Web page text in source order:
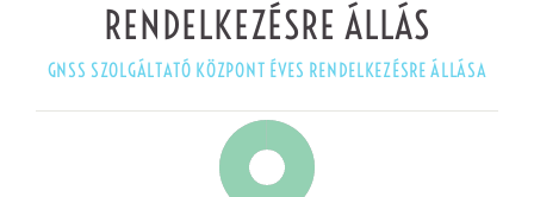
RENDELKEZÉSRE ÁLLÁS
GNSS SZOLGÁLTATÓ KÖZPONT ÉVES RENDELKEZÉSRE ÁLLÁSA